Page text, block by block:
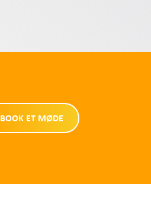
BOOK ET MØDE